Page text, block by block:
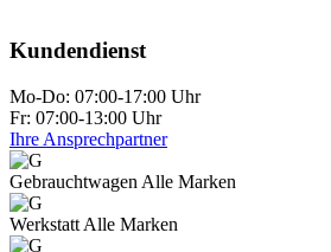
Kundendienst
Mo-Do: 07:00-17:00 Uhr
Fr: 07:00-13:00 Uhr
Ihre Ansprechpartner
Gebraucht­wagen Alle Marken
Werkstatt Alle Marken